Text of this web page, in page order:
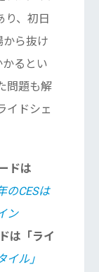
り、初日
ら抜け
るとい
問題も解
イドシェ
ドは
のCESは
ン
は「ライ
イル」